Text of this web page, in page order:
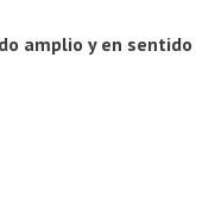
amplio y en sentido